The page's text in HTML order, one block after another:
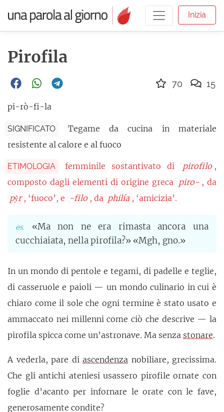
Inizia
Pirofila
pi-rò-fi-la
SIGNIFICATO
Tegame da cucina in materiale
resistente al calore e al fuoco
ETIMOLOGIA femminile sostantivato di pirofilo ,
composto dagli elementi di origine greca piro- , da
pŷr , ‘fuoco’, e -filo , da philía , ‘amicizia’.
«Ma non ne era rimasta ancora una
cucchiaiata, nella pirofila?» «Mgh, gno.»
In un mondo di pentole e tegami, di padelle e teglie,
di casseruole e paioli — un mondo culinario in cui è
chiaro come il sole che ogni termine è stato usato e
ammaccato nei millenni come ciò che descrive — la
pirofila spicca come un’astronave. Ma senza stonare.
A vederla, pare di ascendenza nobiliare, grecissima.
Che gli antichi ateniesi usassero pirofile ornate con
foglie d’acanto per infornare le orate con le fave,
generosamente condite?
70 15